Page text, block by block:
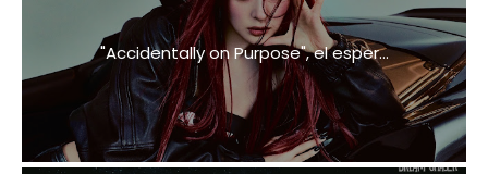
"Accidentally on Purpose", el esper...